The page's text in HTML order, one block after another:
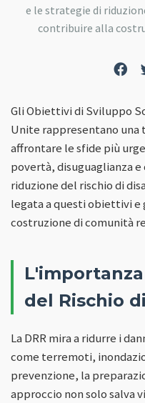
e le strategie di
contribuire alla
Gli Obiettivi di Sviluppo
Unite rappresentano una
affrontare le sfide più
povertà, disuguaglianza
riduzione del rischio di
legata a questi obiettivi e
costruzione di comunità
del Rischio
La DRR mira a ridurre i
come terremoti,
prevenzione, la
approccio non solo salva